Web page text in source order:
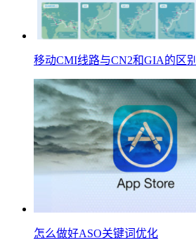
移动CMI线路与CN2和GIA的区别
怎么做好ASO关键词优化